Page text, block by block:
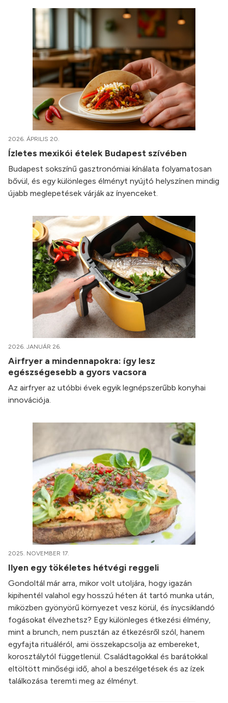
2026. ÁPRILIS 20.
Ízletes mexikói ételek Budapest szívében
Budapest sokszínű gasztronómiai kínálata folyamatosan
bővül, és egy különleges élményt nyújtó helyszínen mindig
újabb meglepetések várják az ínyenceket.
2026. JANUÁR 26.
Airfryer a mindennapokra: így lesz
egészségesebb a gyors vacsora
Az airfryer az utóbbi évek egyik legnépszerűbb konyhai
innovációja.
2025. NOVEMBER 17.
Ilyen egy tökéletes hétvégi reggeli
Gondoltál már arra, mikor volt utoljára, hogy igazán
kipihentél valahol egy hosszú héten át tartó munka után,
miközben gyönyörű környezet vesz körül, és ínycsiklandó
fogásokat élvezhetsz? Egy különleges étkezési élmény,
mint a brunch, nem pusztán az étkezésről szól, hanem
egyfajta rituáléról, ami összekapcsolja az embereket,
korosztálytól függetlenül. Családtagokkal és barátokkal
eltöltött minőségi idő, ahol a beszélgetések és az ízek
találkozása teremti meg az élményt.